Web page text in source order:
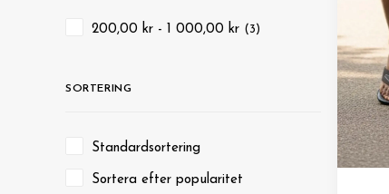
200,00 kr - 1 000,00 kr (3)
SORTERING
Standardsortering
Sortera efter popularitet